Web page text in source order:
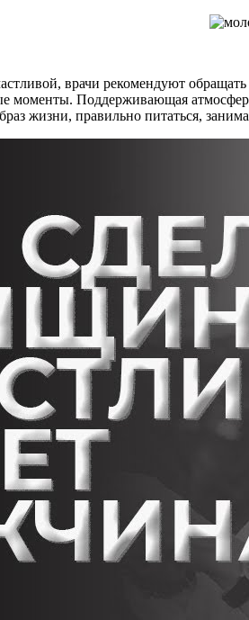
врачи рекомендуют
моменты. Поддерживающая
жизни, правильно питаться,